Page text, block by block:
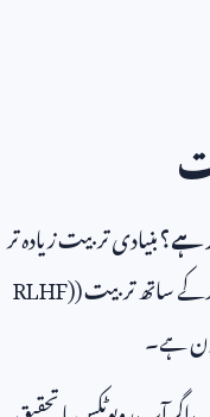
ہے؟بنیادی تربیت زیادہ تر
کے ساتھ تربیت (RLHF)
ہے۔